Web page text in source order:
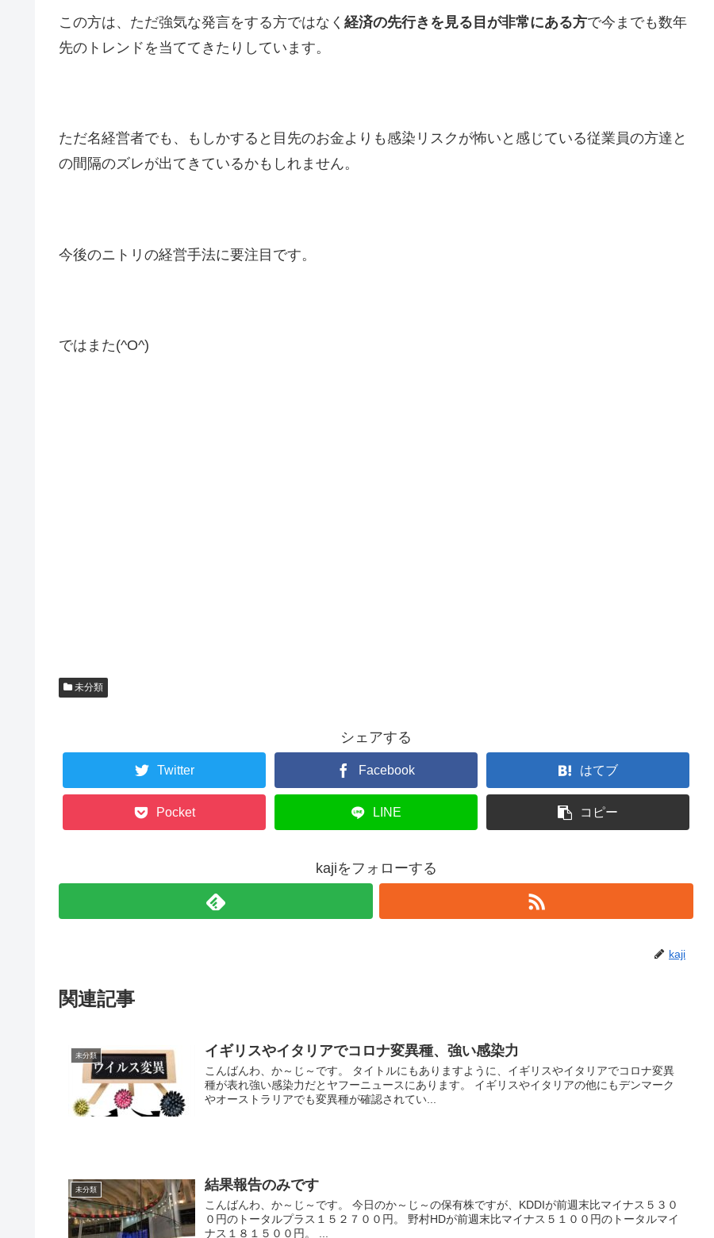
この方は、ただ強気な発言をする方ではなく 経済の先行きを見る目が非常にある方で今までも数年
先のトレンドを当ててきたりしています。
ただ名経営者でも、もしかすると目先のお金よりも感染リスクが怖いと感じている従業員の方達と
の間隔のズレが出てきているかもしれません。
今後のニトリの経営手法に要注目です。
ではまた(^O^)
未分類
シェアする
Twitter Facebook はてブ
Pocket LINE コピー
kajiをフォローする
kaji
関連記事
未分類 イギリスやイタリアでコロナ変異種、強い感染力
こんばんわ、か～じ～です。 タイトルにもありますように、イギリスやイタリアでコロナ変異
種が表れ強い感染力だとヤフーニュースにあります。 イギリスやイタリアの他にもデンマーク
やオーストラリアでも変異種が確認されてい...
未分類 結果報告のみです
こんばんわ、か～じ～です。 今日のか～じ～の保有株ですが、KDDIが前週末比マイナス５３０
０円のトータルプラス１５２７００円。 野村HDが前週末比マイナス５１００円のトータルマイ
ナス１８１５００円。 ...